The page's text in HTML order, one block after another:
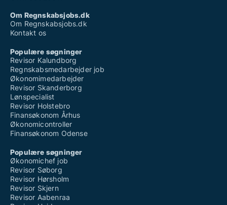
Om Regnskabsjobs.dk
Om Regnskabsjobs.dk
Kontakt os
Populære søgninger
Revisor Kalundborg
Regnskabsmedarbejder job
Økonomimedarbejder
Revisor Skanderborg
Lønspecialist
Revisor Holstebro
Finansøkonom Århus
Økonomicontroller
Finansøkonom Odense
Populære søgninger
Økonomichef job
Revisor Søborg
Revisor Hørsholm
Revisor Skjern
Revisor Aabenraa